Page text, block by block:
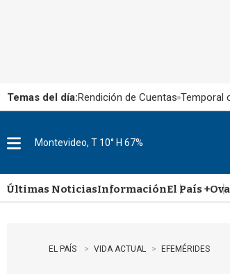
Temas del día:Rendición de Cuentas Temporal
u
Montevideo, T 10° H 67%
Últimas NoticiasInformaciónEl País +
EL PAÍS VIDA ACTUAL EFEMÉRIDES